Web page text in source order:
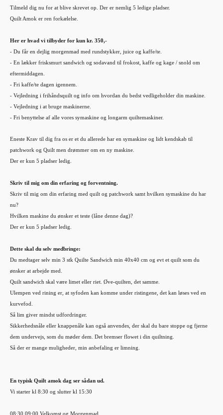
Tilmeld dig nu for at blive skrevet op. Der er nemlig 5 ledige pladser.
Quilt Amok er ren forkælelse.
Her er hvad vi tilbyder for kun kr. 350,-
- Du får en dejlig morgenmad med rundstykker, juice og kaffe/te.
- En lækker frisksmurt sandwich og sodavand til frokost, kaffe og kage / snold om
eftermiddagen.
- Fri kaffe/te dagen igennem.
- Vejledning i frihåndsquilt og info om hvordan du bedst vedligeholder din maskine.
- Vejledning i at bruge maskinerne.
- Fri benyttelse af alle vores symaskine og longarm quiltemaskiner.
Eneste Krav til dig fra os er et du allerede har en symaskine og lidt kendskab til
patchwork og Quilt men drømmer om en ny maskine.
Der er kun 5 pladser ledig.
Skriv til mig om din erfaring og forventning.
Skriv til mig om din erfaring med quilt og patchwork samt hvilken symaskine du har
nu?
Hvilken maskine du ønsker et teste (låne denne dag)?
Der er kun 5 pladser ledig.
Dette skal du selv medbringe:
Du medtager selv min 3 stk Quilte Sandwich min 40x40 cm og evt et quilt som du
ønsker at arbejde med.
Quilt sandwich skal være limet eller riet. Øve-quilten, det samme.
Ulempen ved rining er, at syfoden kan komme under ristingene, det kan løses ved en
kurvefod.
Så lim giver mindst udfordringer.
Sikkerhedsnåle eller knappenåle kan også anvendes, der skal du bare stoppe og fjerne
dem undervejs, som du møder dem. Det bremser flowet i din quiltning.
Så der er mange muligheder, min anbefaling er limning.
En typisk Quilt amok dag ser sådan ud.
Vi starter kl 8:30 og slutter kl 15:30
08:30 09:00 Velkomst og Morgenmad